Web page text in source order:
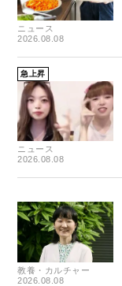
ニュース
2026.08.08
急上昇
ニュース
2026.08.08
教養・カルチャー
2026.08.08